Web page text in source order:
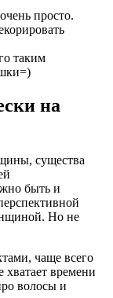
просто.
таким
на
существа
быть и
Но не
чаще всего
времени
волосы и